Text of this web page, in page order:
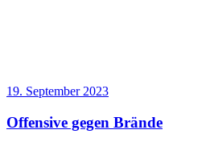
19. September 2023
Offensive gegen Brände